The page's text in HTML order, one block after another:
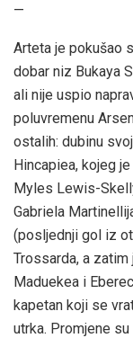
—
Arteta je pokušao
dobar niz Bukaya
ali nije uspio
poluvremenu
ostalih: dubinu
Hincapiea, kojeg
Myles Lewis-
Gabriela
(posljednji gol iz
Trossarda, a
Maduekea i
kapetan koji se
utrka. Promjene